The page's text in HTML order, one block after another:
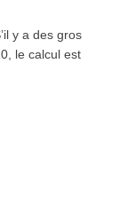
y a des gros
le calcul est